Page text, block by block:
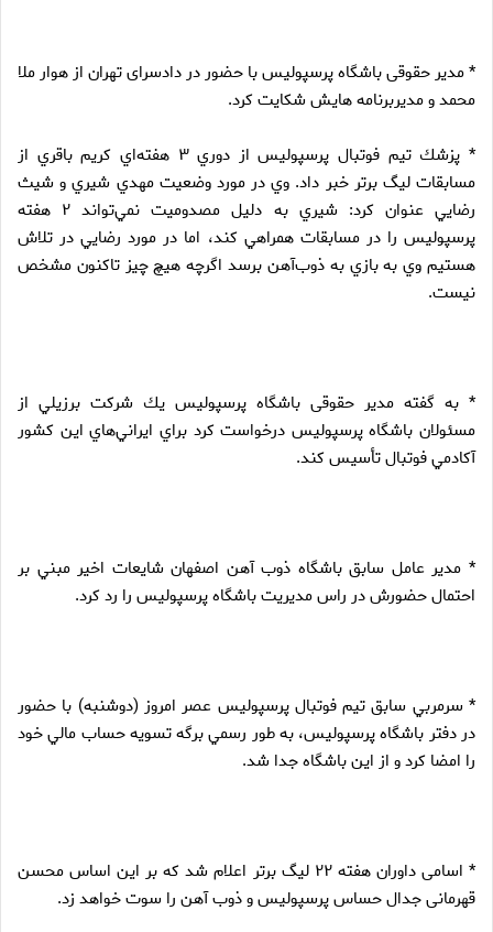
* مدیر حقوقی باشگاه پرسپولیس با حضور در دادسرای تهران از هوار ملا
محمد و مدیربرنامه هایش شکایت کرد.
* پزشك تيم فوتبال پرسپوليس از دوري ۳ هفته‌اي كريم باقري از
مسابقات ليگ برتر خبر داد. وي در مورد وضعيت مهدي شيري و شيث
رضايي عنوان كرد: شيري به دليل مصدوميت نمي‌تواند ۲ هفته
پرسپوليس را در مسابقات همراهي كند، اما در مورد رضايي در تلاش
هستيم وي به بازي به ذوب‌آهن برسد اگرچه هيچ چيز تاكنون مشخص
نيست.
* به گفته مدیر حقوقی باشگاه پرسپولیس يك شركت برزيلي از
مسئولان باشگاه پرسپوليس درخواست كرد براي ايراني‌هاي اين كشور
آكادمي فوتبال تأسيس كند.
* مدير عامل سابق باشگاه ذوب آهن اصفهان شايعات اخير مبني بر
احتمال حضورش در راس مديريت باشگاه پرسپوليس را رد كرد.
* سرمربي سابق تيم فوتبال پرسپوليس عصر امروز (دوشنبه) با حضور
در دفتر باشگاه پرسپوليس، به طور رسمي برگه تسويه حساب مالي خود
را امضا كرد و از اين باشگاه جدا شد.
* اسامی داوران هفته ۲۲ لیگ برتر اعلام شد که بر این اساس محسن
قهرمانی جدال حساس پرسپولیس و ذوب آهن را سوت خواهد زد.